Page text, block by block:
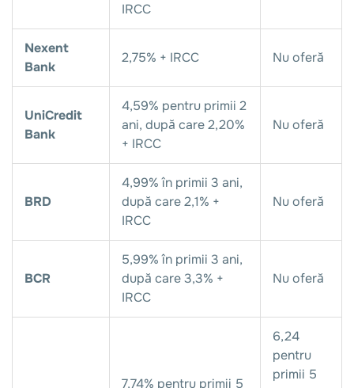
IRCC
Nexent
Bank
2,75% + IRCC Nu oferă
UniCredit
Bank
4,59% pentru primii 2
ani, după care 2,20%
+ IRCC
Nu oferă
BRD
4,99% în primii 3 ani,
după care 2,1% +
IRCC
Nu oferă
BCR
5,99% în primii 3 ani,
după care 3,3% +
IRCC
Nu oferă
7,74% pentru primii 5
6,24
pentru
primii 5